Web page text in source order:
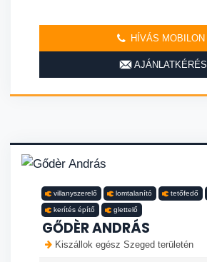
HÍVÁS MOBILON
AJÁNLATKÉRÉS
villanyszerelő lomtalanító tetőfedő
kerítés építő glettelő
GŐDÈR ANDRÁS
Kiszállok egész Szeged területén